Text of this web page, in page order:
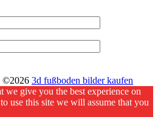
©2026 3d fußboden bilder kaufen
we give you the best experience on
use this site we will assume that you